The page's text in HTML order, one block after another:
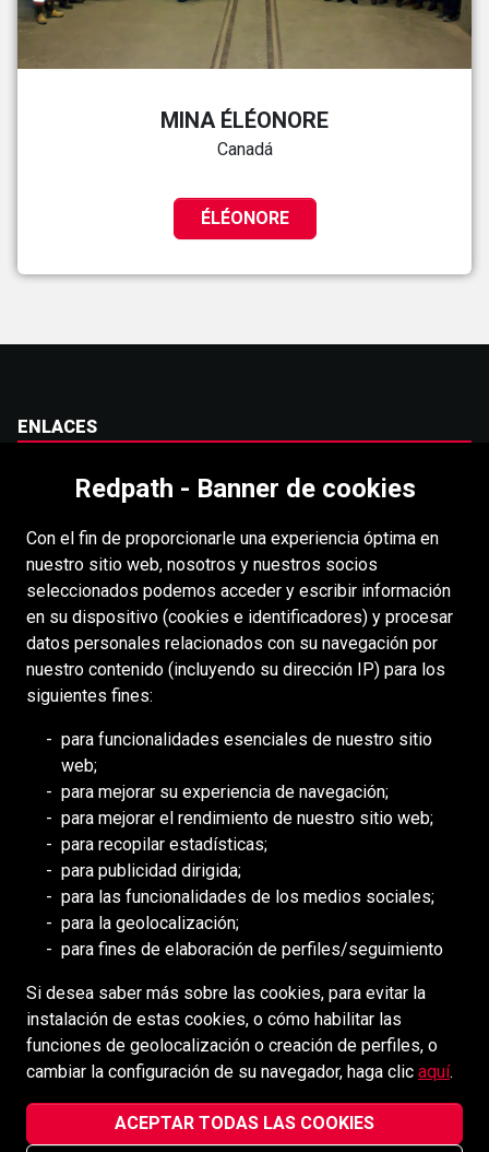
Redpath - Banner de cookies
Con el fin de proporcionarle una experiencia óptima en
nuestro sitio web, nosotros y nuestros socios
seleccionados podemos acceder y escribir información
en su dispositivo (cookies e identificadores) y procesar
datos personales relacionados con su navegación por
nuestro contenido (incluyendo su dirección IP) para los
siguientes fines:
para funcionalidades esenciales de nuestro sitio
web;
para mejorar su experiencia de navegación;
para mejorar el rendimiento de nuestro sitio web;
para recopilar estadísticas;
para publicidad dirigida;
para las funcionalidades de los medios sociales;
para la geolocalización;
para fines de elaboración de perfiles/seguimiento
Si desea saber más sobre las cookies, para evitar la
instalación de estas cookies, o cómo habilitar las
funciones de geolocalización o creación de perfiles, o
cambiar la configuración de su navegador, haga clic aquí.
ACEPTAR TODAS LAS COOKIES
MINA ÉLÉONORE
Canadá
ÉLÉONORE
ENLACES
Derechos de autor
Acceso
Portal para proveedores
Política de cookies
DEILMANN
Consejo de Mongolia (BCM)
Consejo de DDHH Minero (MiHR)
Asociación Nacional de Minería
Asociación Minera de Ontario
Minería de África Meridional (SAIMM
MEDIOS SOCIALES